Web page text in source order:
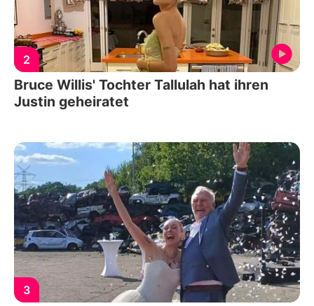
2
Bruce Willis' Tochter Tallulah hat ihren
Justin geheiratet
3